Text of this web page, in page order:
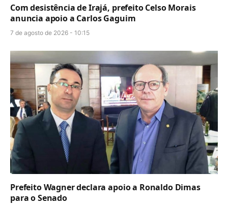
Com desistência de Irajá, prefeito Celso Morais
anuncia apoio a Carlos Gaguim
7 de agosto de 2026 - 10:15
Prefeito Wagner declara apoio a Ronaldo Dimas
para o Senado